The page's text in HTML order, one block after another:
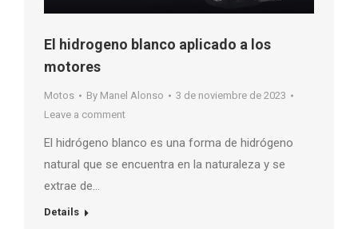
El hidrogeno blanco aplicado a los
motores
Motos By Manel Alonso
3 de noviembre de 2023
Leave a comment
El hidrógeno blanco es una forma de hidrógeno
natural que se encuentra en la naturaleza y se
extrae de…
Details